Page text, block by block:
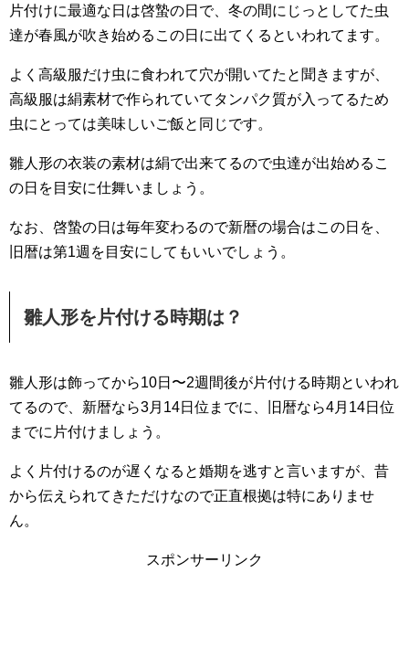
片付けに最適な日は啓蟄の日で、冬の間にじっとしてた虫
達が春風が吹き始めるこの日に出てくるといわれてます。
よく高級服だけ虫に食われて穴が開いてたと聞きますが、
高級服は絹素材で作られていてタンパク質が入ってるため
虫にとっては美味しいご飯と同じです。
雛人形の衣装の素材は絹で出来てるので虫達が出始めるこ
の日を目安に仕舞いましょう。
なお、啓蟄の日は毎年変わるので新暦の場合はこの日を、
旧暦は第1週を目安にしてもいいでしょう。
雛人形を片付ける時期は？
雛人形は飾ってから10日〜2週間後が片付ける時期といわれ
てるので、新暦なら3月14日位までに、旧暦なら4月14日位
までに片付けましょう。
よく片付けるのが遅くなると婚期を逃すと言いますが、昔
から伝えられてきただけなので正直根拠は特にありませ
ん。
スポンサーリンク